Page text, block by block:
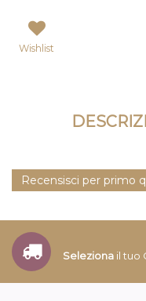
Wishlist
Recensisci per primo
Seleziona il tuo